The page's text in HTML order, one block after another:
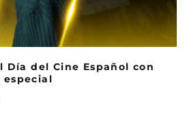
Día del Cine Español con
especial